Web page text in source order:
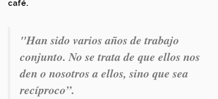
café.
"Han sido varios años de trabajo
conjunto. No se trata de que ellos nos
den o nosotros a ellos, sino que sea
recíproco”.